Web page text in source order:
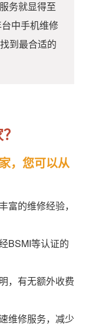
务就显得至
中手机维修
到最合适的
，您可以从
富的维修经验，
BSMI等认证的
，有无额外收费
维修服务，减少